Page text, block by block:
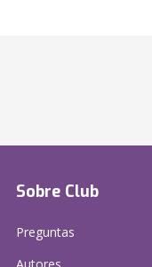
Sobre Club
Preguntas